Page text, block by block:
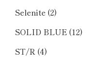
Selenite (2)
SOLID BLUE (12)
ST/R (4)